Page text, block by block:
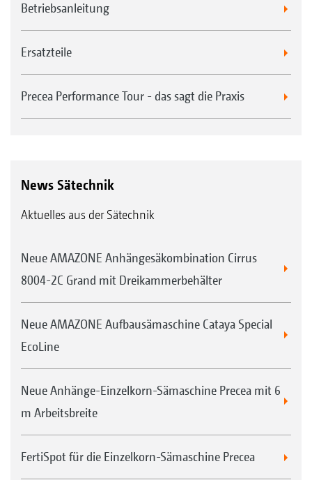
Betriebsanleitung
Ersatzteile
Precea Performance Tour - das sagt die Praxis
News Sätechnik
Aktuelles aus der Sätechnik
Neue AMAZONE Anhängesäkombination Cirrus
8004-2C Grand mit Dreikammerbehälter
Neue AMAZONE Aufbausämaschine Cataya Special
EcoLine
Neue Anhänge-Einzelkorn-Sämaschine Precea mit 6
m Arbeitsbreite
FertiSpot für die Einzelkorn-Sämaschine Precea